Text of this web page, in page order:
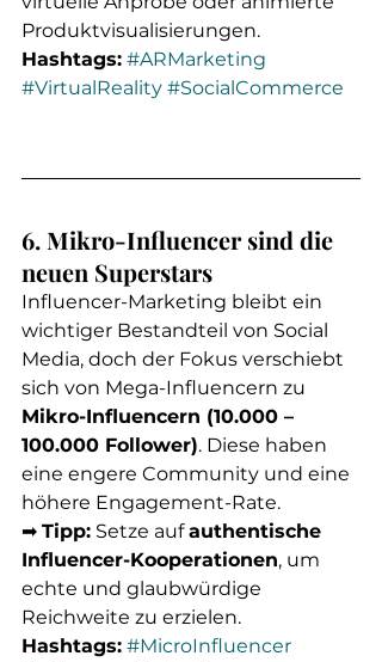
Produktvisualisierungen.
Hashtags: #ARMarketing
#VirtualReality #SocialCommerce
6. Mikro-Influencer sind die
neuen Superstars
Influencer-Marketing bleibt ein
wichtiger Bestandteil von Social
Media, doch der Fokus verschiebt
sich von Mega-Influencern zu
Mikro-Influencern (10.000 –
100.000 Follower). Diese haben
eine engere Community und eine
höhere Engagement-Rate.
➡ Tipp: Setze auf authentische
Influencer-Kooperationen, um
echte und glaubwürdige
Reichweite zu erzielen.
Hashtags: #MicroInfluencer